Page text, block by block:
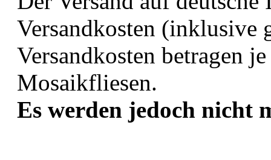
Versandkosten (inklusive
Versandkosten betragen
Mosaikfliesen.
Es werden jedoch nicht